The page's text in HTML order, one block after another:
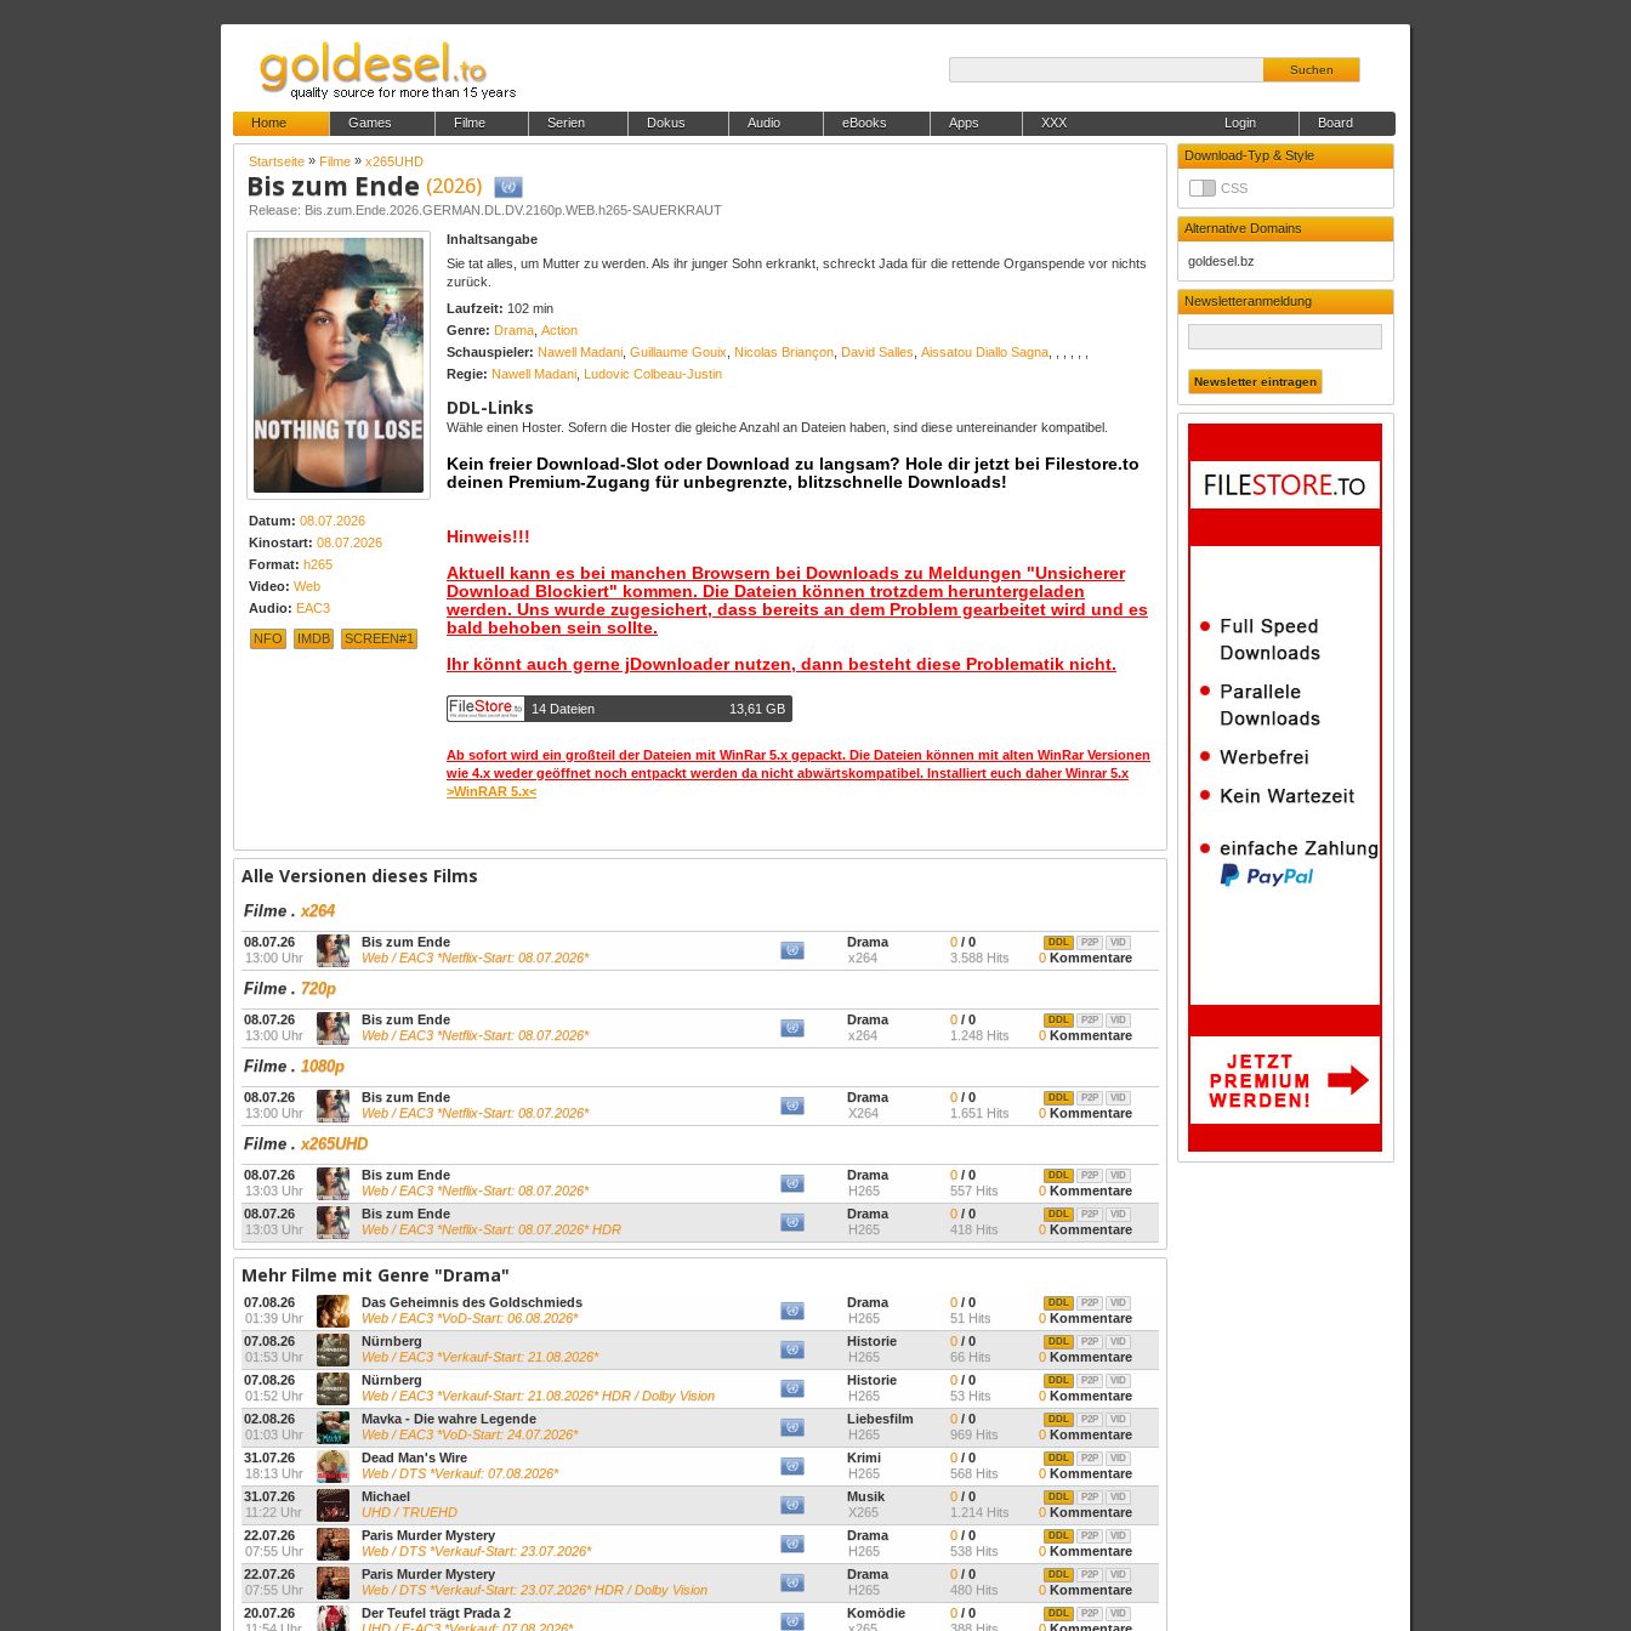
Suchen
Home Games Filme Serien Dokus Audio eBooks Apps XXX Board
Login
Download-Typ & Style
CSS
Alternative Domains
goldesel.bz
Newsletteranmeldung
Startseite » Filme » x265UHD
Bis zum Ende (2026)
Release: Bis.zum.Ende.2026.GERMAN.DL.DV.2160p.WEB.h265-SAUERKRAUT
Datum: 08.07.2026
Kinostart: 08.07.2026
Format: h265
Video: Web
Audio: EAC3
NFO IMDB SCREEN#1
Inhaltsangabe
Sie tat alles, um Mutter zu werden. Als ihr junger Sohn erkrankt, schreckt Jada für die rettende Organspende vor nichts
zurück.
Laufzeit: 102 min
Genre: Drama Action
Schauspieler: Nawell Madani Guillaume Gouix Nicolas Briançon David Salles Aissatou Diallo Sagna
Regie: Nawell Madani Ludovic Colbeau-Justin
DDL-Links
Wähle einen Hoster. Sofern die Hoster die gleiche Anzahl an Dateien haben, sind diese untereinander kompatibel.
Kein freier Download-Slot oder Download zu langsam? Hole dir jetzt bei Filestore.to
deinen Premium-Zugang für unbegrenzte, blitzschnelle Downloads!
Hinweis!!!
Aktuell kann es bei manchen Browsern bei Downloads zu Meldungen "Unsicherer
Download Blockiert" kommen. Die Dateien können trotzdem heruntergeladen
werden. Uns wurde zugesichert, dass bereits an dem Problem gearbeitet wird und es
bald behoben sein sollte.
Ihr könnt auch gerne jDownloader nutzen, dann besteht diese Problematik nicht.
14 Dateien 13,61 GB
Ab sofort wird ein großteil der Dateien mit WinRar 5.x gepackt. Die Dateien können mit alten WinRar Versionen
wie 4.x weder geöffnet noch entpackt werden da nicht abwärtskompatibel. Installiert euch daher Winrar 5.x
>WinRAR 5.x<
Alle Versionen dieses Films
Filme .x264
08.07.26
13:00 Uhr
Bis zum Ende
Web / EAC3 *Netflix-Start: 08.07.2026*
Drama
x264
0 / 0
3.588 Hits
VID
P2P
DDL
0 Kommentare
Filme . 720p
08.07.26
13:00 Uhr
Bis zum Ende
Web / EAC3 *Netflix-Start: 08.07.2026*
Drama
x264
0 / 0
1.248 Hits
VID
P2P
DDL
0 Kommentare
Filme . 1080p
08.07.26
13:00 Uhr
Bis zum Ende
Web / EAC3 *Netflix-Start: 08.07.2026*
Drama
X264
0 / 0
1.651 Hits
VID
P2P
DDL
0 Kommentare
Filme .x265UHD
08.07.26
13:03 Uhr
Bis zum Ende
Web / EAC3 *Netflix-Start: 08.07.2026*
Drama
H265
0 / 0
557 Hits
VID
P2P
DDL
0 Kommentare
08.07.26
13:03 Uhr
Bis zum Ende
Web / EAC3 *Netflix-Start: 08.07.2026* HDR
Drama
H265
0 / 0
418 Hits
VID
P2P
DDL
0 Kommentare
Mehr Filme mit Genre "Drama"
07.08.26
01:39 Uhr
Das Geheimnis des Goldschmieds
Web / EAC3 *VoD-Start: 06.08.2026*
Drama
H265
0 / 0
51 Hits
VID
P2P
DDL
0 Kommentare
07.08.26
01:53 Uhr
Nürnberg
Web / EAC3 *Verkauf-Start: 21.08.2026*
Historie
H265
0 / 0
66 Hits
VID
P2P
DDL
0 Kommentare
07.08.26
01:52 Uhr
Nürnberg
Web / EAC3 *Verkauf-Start: 21.08.2026* HDR / Dolby Vision
Historie
H265
0 / 0
53 Hits
VID
P2P
DDL
0 Kommentare
02.08.26
01:03 Uhr
Mavka - Die wahre Legende
Web / EAC3 *VoD-Start: 24.07.2026*
Liebesfilm
H265
0 / 0
969 Hits
VID
P2P
DDL
0 Kommentare
31.07.26
18:13 Uhr
Dead Man's Wire
Web / DTS *Verkauf: 07.08.2026*
Krimi
H265
0 / 0
568 Hits
VID
P2P
DDL
0 Kommentare
31.07.26
11:22 Uhr
Michael
UHD / TRUEHD
Musik
X265
0 / 0
1.214 Hits
VID
P2P
DDL
0 Kommentare
22.07.26
07:55 Uhr
Paris Murder Mystery
Web / DTS *Verkauf-Start: 23.07.2026*
Drama
H265
0 / 0
538 Hits
VID
P2P
DDL
0 Kommentare
22.07.26
07:55 Uhr
Paris Murder Mystery
Web / DTS *Verkauf-Start: 23.07.2026* HDR / Dolby Vision
Drama
H265
0 / 0
480 Hits
VID
P2P
DDL
0 Kommentare
20.07.26
Der Teufel trägt Prada 2
Komödie
0 / 0
VID
P2P
DDL